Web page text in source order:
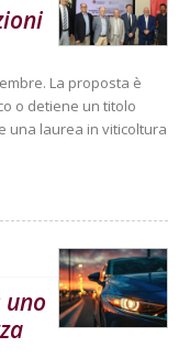
La proposta è
o detiene un titolo
una laurea in viticoltura